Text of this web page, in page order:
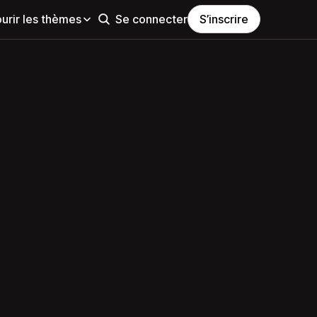
les thèmes Se connecter S’inscrire